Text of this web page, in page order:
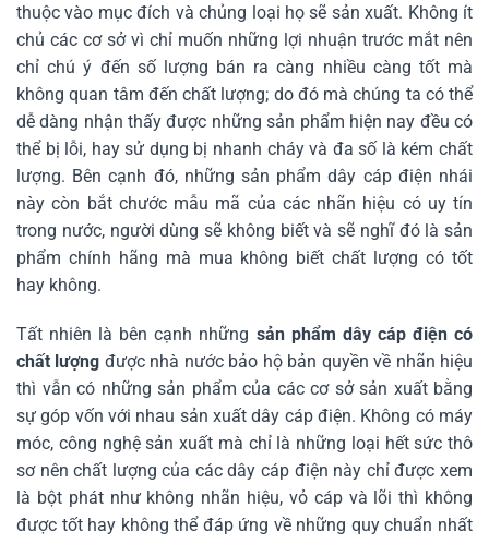
thuộc vào mục đích và chủng loại họ sẽ sản xuất. Không ít
chủ các cơ sở vì chỉ muốn những lợi nhuận trước mắt nên
chỉ chú ý đến số lượng bán ra càng nhiều càng tốt mà
không quan tâm đến chất lượng; do đó mà chúng ta có thể
dễ dàng nhận thấy được những sản phẩm hiện nay đều có
thể bị lỗi, hay sử dụng bị nhanh cháy và đa số là kém chất
lượng. Bên cạnh đó, những sản phẩm dây cáp điện nhái
này còn bắt chước mẫu mã của các nhãn hiệu có uy tín
trong nước, người dùng sẽ không biết và sẽ nghĩ đó là sản
phẩm chính hãng mà mua không biết chất lượng có tốt
hay không.
Tất nhiên là bên cạnh những sản phẩm dây cáp điện có
chất lượng được nhà nước bảo hộ bản quyền về nhãn hiệu
thì vẫn có những sản phẩm của các cơ sở sản xuất bằng
sự góp vốn với nhau sản xuất dây cáp điện. Không có máy
móc, công nghệ sản xuất mà chỉ là những loại hết sức thô
sơ nên chất lượng của các dây cáp điện này chỉ được xem
là bột phát như không nhãn hiệu, vỏ cáp và lõi thì không
được tốt hay không thể đáp ứng về những quy chuẩn nhất